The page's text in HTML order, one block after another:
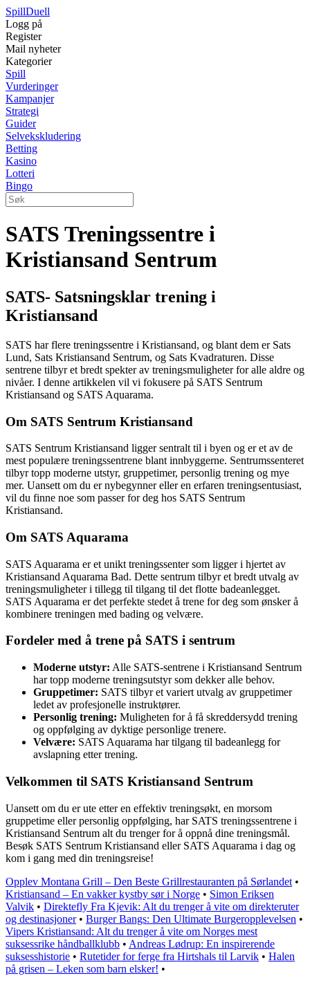
SpillDuell
Logg på
Register
Mail nyheter
Kategorier
Spill
Vurderinger
Kampanjer
Strategi
Guider
Selvekskludering
Betting
Kasino
Lotteri
Bingo
SATS Treningssentre i
Kristiansand Sentrum
SATS- Satsningsklar trening i
Kristiansand
SATS har flere treningssentre i Kristiansand, og blant dem er Sats
Lund, Sats Kristiansand Sentrum, og Sats Kvadraturen. Disse
sentrene tilbyr et bredt spekter av treningsmuligheter for alle aldre og
nivåer. I denne artikkelen vil vi fokusere på SATS Sentrum
Kristiansand og SATS Aquarama.
Om SATS Sentrum Kristiansand
SATS Sentrum Kristiansand ligger sentralt til i byen og er et av de
mest populære treningssentrene blant innbyggerne. Sentrumssenteret
tilbyr topp moderne utstyr, gruppetimer, personlig trening og mye
mer. Uansett om du er nybegynner eller en erfaren treningsentusiast,
vil du finne noe som passer for deg hos SATS Sentrum
Kristiansand.
Om SATS Aquarama
SATS Aquarama er et unikt treningssenter som ligger i hjertet av
Kristiansand Aquarama Bad. Dette sentrum tilbyr et bredt utvalg av
treningsmuligheter i tillegg til tilgang til det flotte badeanlegget.
SATS Aquarama er det perfekte stedet å trene for deg som ønsker å
kombinere treningen med bading og velvære.
Fordeler med å trene på SATS i sentrum
Moderne utstyr: Alle SATS-sentrene i Kristiansand Sentrum
har topp moderne treningsutstyr som dekker alle behov.
Gruppetimer: SATS tilbyr et variert utvalg av gruppetimer
ledet av profesjonelle instruktører.
Personlig trening: Muligheten for å få skreddersydd trening
og oppfølging av dyktige personlige trenere.
Velvære: SATS Aquarama har tilgang til badeanlegg for
avslapning etter trening.
Velkommen til SATS Kristiansand Sentrum
Uansett om du er ute etter en effektiv treningsøkt, en morsom
gruppetime eller personlig oppfølging, har SATS treningssentrene i
Kristiansand Sentrum alt du trenger for å oppnå dine treningsmål.
Besøk SATS Sentrum Kristiansand eller SATS Aquarama i dag og
kom i gang med din treningsreise!
Opplev Montana Grill – Den Beste Grillrestauranten på Sørlandet •
Kristiansand – En vakker kystby sør i Norge • Simon Eriksen
Valvik • Direktefly Fra Kjevik: Alt du trenger å vite om direkteruter
og destinasjoner• Burger Bangs: Den Ultimate Burgeropplevelsen •
Vipers Kristiansand: Alt du trenger å vite om Norges mest
suksessrike håndballklubb • Andreas Lødrup: En inspirerende
suksesshistorie • Rutetider for ferge fra Hirtshals til Larvik • Halen
på grisen – Leken som barn elsker! •